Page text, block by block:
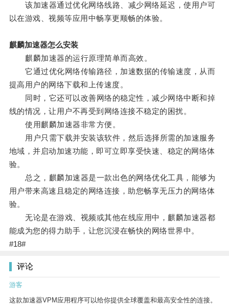
该加速器通过优化网络线路、减少网络延迟，使用户可
以在游戏、视频等应用中畅享更顺畅的体验。
麒麟加速器怎么安装
麒麟加速器的运行原理简单而高效。
它通过优化网络传输路径，加速数据的传输速度，从而
提高用户的网络下载和上传速度。
同时，它还可以改善网络的稳定性，减少网络中断和掉
线的情况，让用户不再受到网络连接不稳定的困扰。
使用麒麟加速器非常方便。
用户只需下载并安装该软件，然后选择所需的加速服务
地域，并启动加速功能，即可立即享受快速、稳定的网络体
验。
总之，麒麟加速器是一款出色的网络优化工具，能够为
用户带来高速且稳定的网络连接，助您畅享无压力的网络体
验。
无论是在游戏、视频或其他在线应用中，麒麟加速器都
能成为您的得力助手，让您沉浸在畅快的网络世界中。
#18#
评论
游客
这款加速器VPM应用程序可以给你提供全球覆盖和最高安全性的连接。